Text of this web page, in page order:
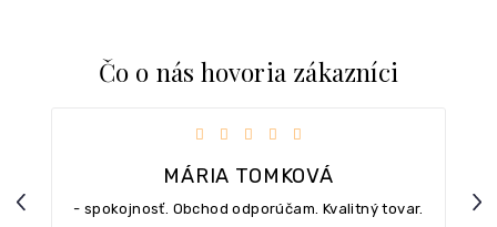
Čo o nás hovoria zákazníci
Previous
MÁRIA TOMKOVÁ
Hodnotenie obchodu je 5 z 5 hviezdičiek.
- spokojnosť. Obchod odporúčam. Kvalitný tovar.